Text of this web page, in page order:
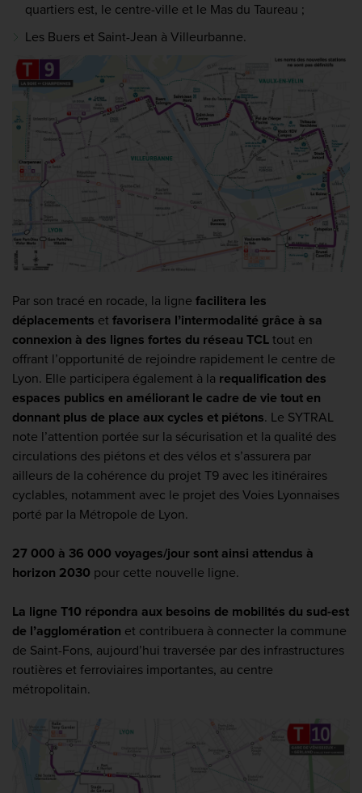
quartiers est, le centre-ville et le Mas du Taureau ;
Les Buers et Saint-Jean à Villeurbanne.
Par son tracé en rocade, la ligne facilitera les
déplacements et favorisera l’intermodalité grâce à sa
connexion à des lignes fortes du réseau TCL tout en
offrant l’opportunité de rejoindre rapidement le centre de
Lyon. Elle participera également à la requalification des
espaces publics en améliorant le cadre de vie tout en
donnant plus de place aux cycles et piétons. Le SYTRAL
note l’attention portée sur la sécurisation et la qualité des
circulations des piétons et des vélos et s’assurera par
ailleurs de la cohérence du projet T9 avec les itinéraires
cyclables, notamment avec le projet des Voies Lyonnaises
porté par la Métropole de Lyon.
27 000 à 36 000 voyages/jour sont ainsi attendus à
horizon 2030 pour cette nouvelle ligne.
La ligne T10 répondra aux besoins de mobilités du sud-est
de l’agglomération et contribuera à connecter la commune
de Saint-Fons, aujourd’hui traversée par des infrastructures
routières et ferroviaires importantes, au centre
métropolitain.